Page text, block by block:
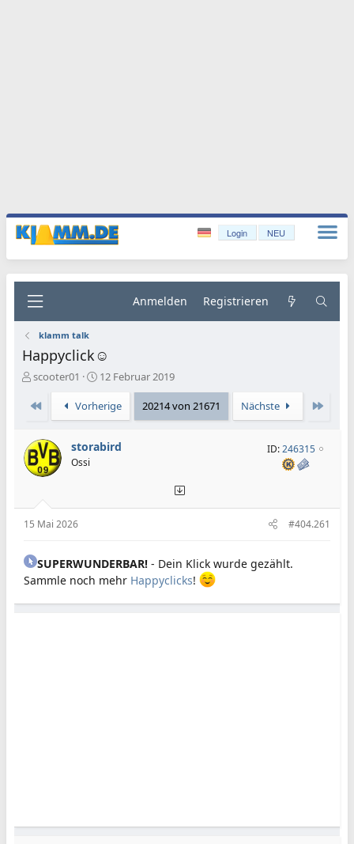
Login NEU
Anmelden Registrieren
klamm talk
Happyclick☺️
E
s
l
l
e
scooter01
E
s
t
l
12 Februar 2019
Erste
Vorherige 20214 von 21671 Nächste
storabird
Ossi
ID:246315
15 Mai 2026 #404.261
SUPERWUNDERBAR! - Dein Klick wurde gezählt.
Sammle noch mehr Happyclicks!